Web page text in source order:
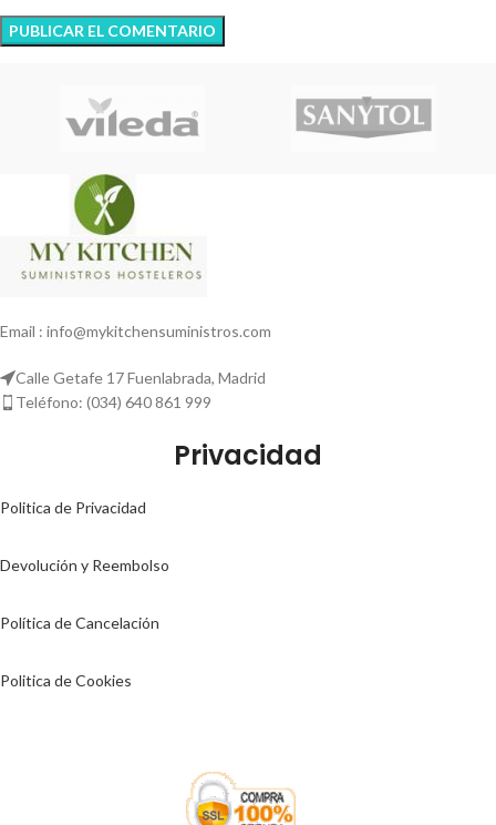
Email : info@mykitchensuministros.com
Calle Getafe 17 Fuenlabrada, Madrid
Teléfono: (034) 640 861 999
Privacidad
Politica de Privacidad
Devolución y Reembolso
Política de Cancelación
Politica de Cookies